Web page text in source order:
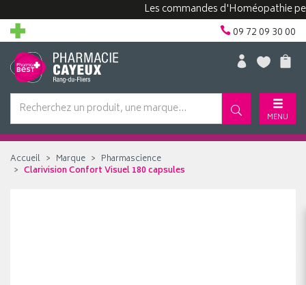
Les commandes d'Homéopathie
09 72 09 30 00
MENU
Accueil Marque
Pharmascience
Clarivision Confort Visuel 180 capsules